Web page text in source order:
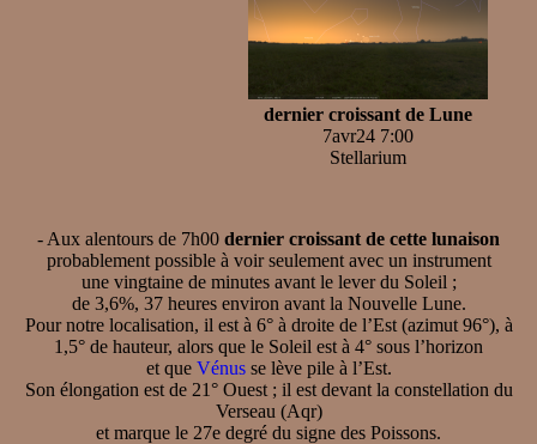
dernier croissant de Lune
7avr24 7:00
Stellarium
- Aux alentours de 7h00 dernier croissant de cette lunaison
probablement possible à voir seulement avec un instrument
une vingtaine de minutes avant le lever du Soleil ;
de 3,6%, 37 heures environ avant la Nouvelle Lune.
Pour notre localisation, il est à 6° à droite de l’Est (azimut 96°), à
1,5° de hauteur, alors que le Soleil est à 4° sous l’horizon
et que Vénusse lève pile à l’Est.
Son élongation est de 21° Ouest ; il est devant la constellation du
Verseau (Aqr)
et marque le 27e degré du signe des Poissons.